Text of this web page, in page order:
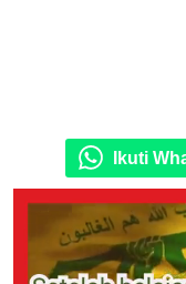
Ikuti